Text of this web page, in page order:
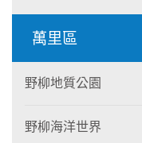
萬里區
野柳地質公園
野柳海洋世界